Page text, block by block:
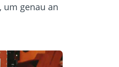
um genau an